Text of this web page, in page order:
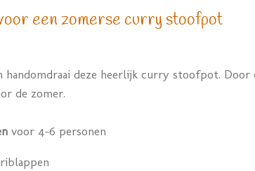
een zomerse curry stoofpot
handomdraai deze heerlijk curry stoofpot.
de zomer.
voor 4-6 personen